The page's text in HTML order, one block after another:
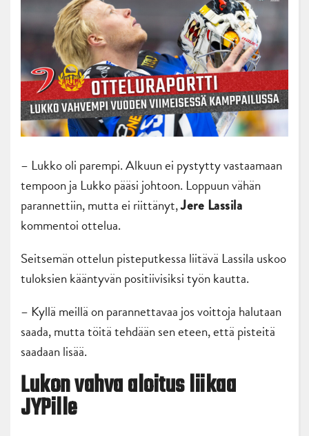
– Lukko oli parempi. Alkuun ei pystytty vastaamaan
tempoon ja Lukko pääsi johtoon. Loppuun vähän
parannettiin, mutta ei riittänyt,Jere Lassila
kommentoi ottelua.
Seitsemän ottelun pisteputkessa liitävä Lassila uskoo
tuloksien kääntyvän positiivisiksi työn kautta.
– Kyllä meillä on parannettavaa jos voittoja halutaan
saada, mutta töitä tehdään sen eteen, että pisteitä
saadaan lisää.
Lukon vahva aloitus liikaa
JYPille